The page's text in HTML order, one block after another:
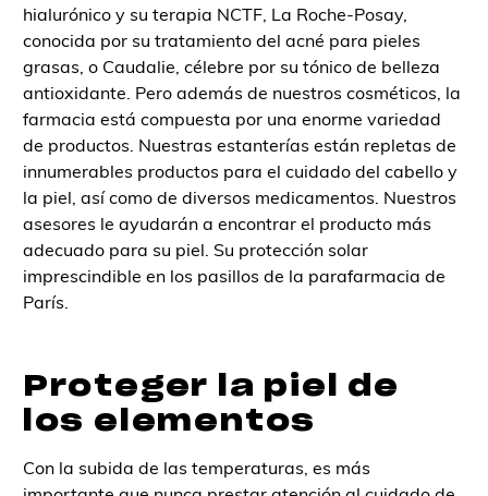
hialurónico y su terapia NCTF, La Roche-Posay,
conocida por su tratamiento del acné para pieles
grasas, o Caudalie, célebre por su tónico de belleza
antioxidante. Pero además de nuestros cosméticos, la
farmacia está compuesta por una enorme variedad
de productos. Nuestras estanterías están repletas de
innumerables productos para el cuidado del cabello y
la piel, así como de diversos medicamentos. Nuestros
asesores le ayudarán a encontrar el producto más
adecuado para su piel. Su protección solar
imprescindible en los pasillos de la parafarmacia de
París.
Proteger la piel de
los elementos
Con la subida de las temperaturas, es más